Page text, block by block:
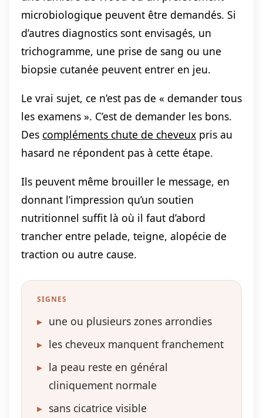
microbiologique peuvent être demandés. Si
d’autres diagnostics sont envisagés, un
trichogramme, une prise de sang ou une
biopsie cutanée peuvent entrer en jeu.
Le vrai sujet, ce n’est pas de « demander tous
les examens ». C’est de demander les bons.
Des compléments chute de cheveux pris au
hasard ne répondent pas à cette étape.
Ils peuvent même brouiller le message, en
donnant l’impression qu’un soutien
nutritionnel suffit là où il faut d’abord
trancher entre pelade, teigne, alopécie de
traction ou autre cause.
SIGNES
▸ une ou plusieurs zones arrondies
▸ les cheveux manquent franchement
▸ la peau reste en général
cliniquement normale
▸ sans cicatrice visible